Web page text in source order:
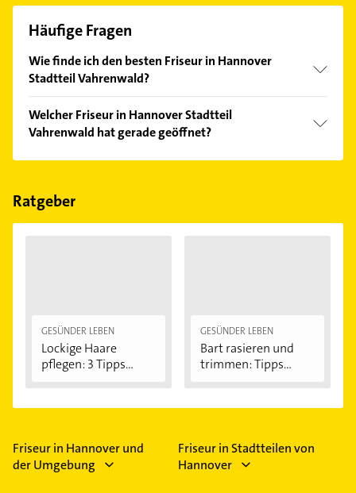
Häufige Fragen
Wie finde ich den besten Friseur in Hannover
Stadtteil Vahrenwald?
Kundenmeinungen und profitieren Sie von den
Empfehlungen. Die Suchergebnisse können Sie sich
einfach nachBewertungensortiert anzeigen lassen.
Welcher Friseur in Hannover Stadtteil
Vahrenwald hat gerade geöffnet?
Im Anbieter-Bereich finden Sie alleÖffnungszeiten.
Feiertagen abweichen können.
Ratgeber
GESÜNDER LEBEN
Lockige Haare
pflegen: 3 Tipps...
GESÜNDER LEBEN
Bart rasieren und
trimmen: Tipps...
Friseur in Hannover und
der Umgebung
Friseur in Stadtteilen von
Hannover